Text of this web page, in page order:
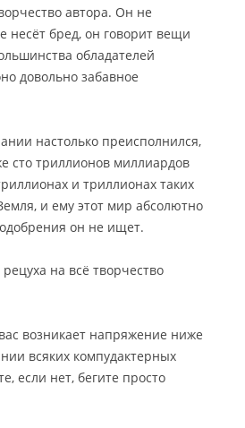
автора. Он не
несёт бред, он говорит вещи
обладателей
довольно забавное
настолько преисполнился,
сто триллионов миллиардов
и триллионах таких
и ему этот мир абсолютно
он не ищет.
на всё творчество
возникает напряжение ниже
всяких компудактерных
если нет, бегите просто